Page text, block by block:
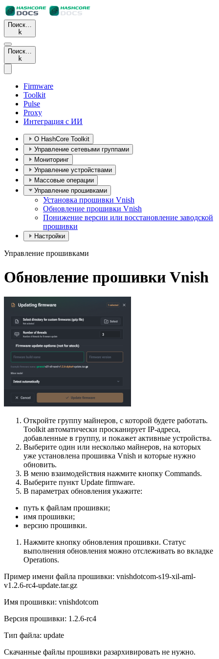
Поиск…
k
Поиск…
k
Firmware
Toolkit
Pulse
Proxy
Интеграция с ИИ
О HashCore Toolkit
Управление сетевыми группами
Мониторинг
Управление устройствами
Массовые операции
Управление прошивками
Установка прошивки Vnish
Обновление прошивки Vnish
Понижение версии или восстановление заводской
прошивки
Настройки
Управление прошивками
Обновление прошивки Vnish
Откройте группу майнеров, с которой будете работать.
Toolkit автоматически просканирует IP-адреса,
добавленные в группу, и покажет активные устройства.
Выберите один или несколько майнеров, на которых
уже установлена прошивка Vnish и которые нужно
обновить.
В меню взаимодействия нажмите кнопку Commands.
Выберите пункт Update firmware.
В параметрах обновления укажите:
путь к файлам прошивки;
имя прошивки;
версию прошивки.
Нажмите кнопку обновления прошивки. Статус
выполнения обновления можно отслеживать во вкладке
Operations.
Пример имени файла прошивки: vnishdotcom-s19-xil-aml-
v1.2.6-rc4-update.tar.gz
Имя прошивки: vnishdotcom
Версия прошивки: 1.2.6-rc4
Тип файла: update
Скачанные файлы прошивки разархивировать не нужно.